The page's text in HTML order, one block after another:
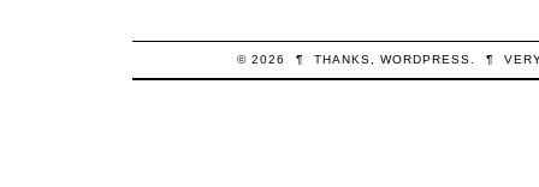
© 2026 ¶ THANKS, WORDPRESS. ¶